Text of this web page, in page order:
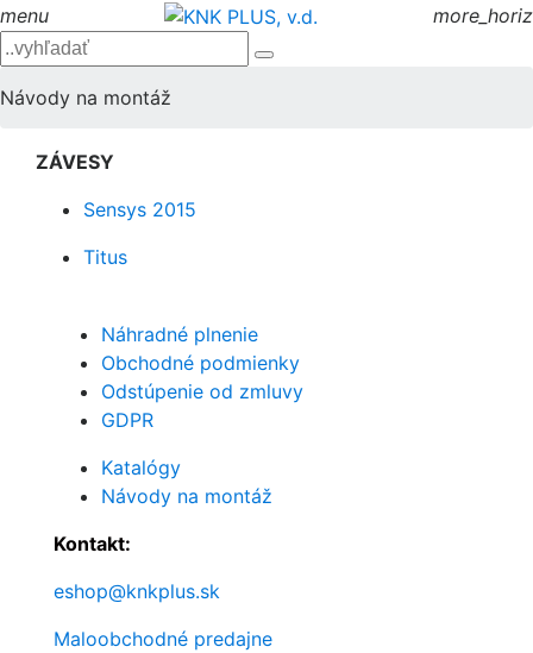
menu more_horiz
Návody na montáž
ZÁVESY
Sensys 2015
Titus
Náhradné plnenie
Obchodné podmienky
Odstúpenie od zmluvy
GDPR
Katalógy
Návody na montáž
Kontakt:
eshop@knkplus.sk
Maloobchodné predajne